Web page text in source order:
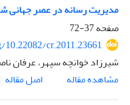
مدیریت رسانه در عصر جهانی
صفحه37-72
cr.2011.23661
شیرزاد خوانچه سپهر، عرفان
مشاهده مقاله
اصل مقاله